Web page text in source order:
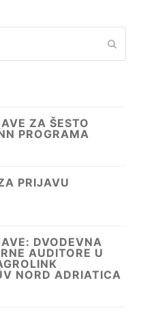
ZA ŠESTO
PROGRAMA
PRIJAVU
DVODEVNA
AUDITORE U
NORD ADRIATICA